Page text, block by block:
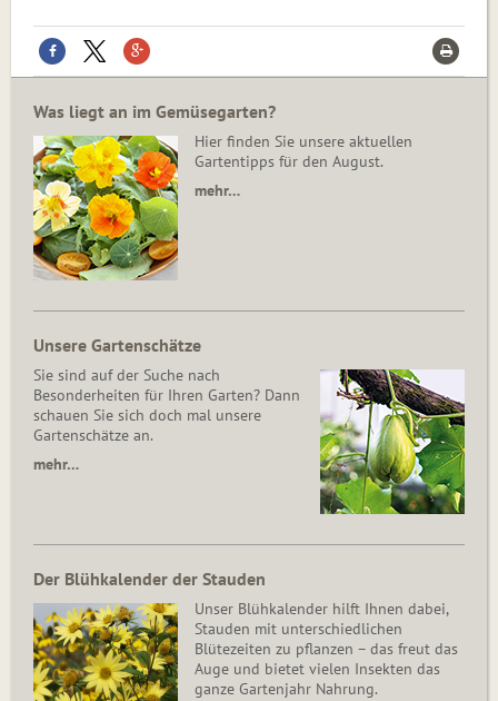
Was liegt an im Gemüsegarten?
Hier finden Sie unsere aktuellen
Gartentipps für den August.
mehr…
Unsere Gartenschätze
Sie sind auf der Suche nach
Besonderheiten für Ihren Garten? Dann
schauen Sie sich doch mal unsere
Gartenschätze an.
mehr…
Der Blühkalender der Stauden
Unser Blühkalender hilft Ihnen dabei,
Stauden mit unterschiedlichen
Blütezeiten zu pflanzen – das freut das
Auge und bietet vielen Insekten das
ganze Gartenjahr Nahrung.